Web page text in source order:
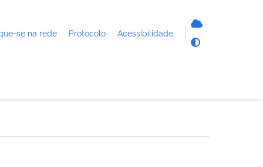
se na rede Protocolo Acessibilidade